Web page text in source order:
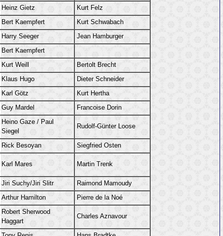
Heinz Gietz Kurt Felz
Bert Kaempfert Kurt Schwabach
Harry Seeger Jean Hamburger
Bert Kaempfert
Kurt Weill Bertolt Brecht
Klaus Hugo Dieter Schneider
Karl Götz Kurt Hertha
Guy Mardel Francoise Dorin
Heino Gaze / Paul
Siegel
Rudolf-Günter Loose
Rick Besoyan Siegfried Osten
Karl Mares Martin Trenk
Jiri Suchy/Jiri Slitr Raimond Mamoudy
Arthur Hamilton Pierre de la Noé
Robert Sherwood
Haggart
Charles Aznavour